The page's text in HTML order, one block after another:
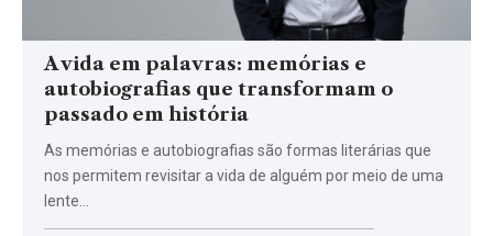
A vida em palavras: memórias e
autobiografias que transformam o
passado em história
As memórias e autobiografias são formas literárias que
nos permitem revisitar a vida de alguém por meio de uma
lente…